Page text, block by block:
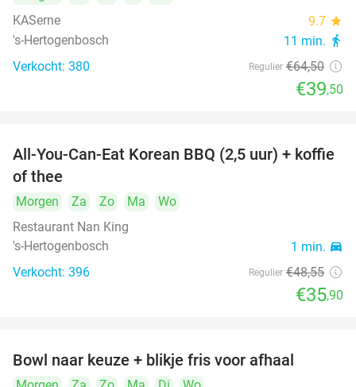
KASerne
9.7 star
's-Hertogenbosch 11 min. directions_walk
Verkocht: 380 Regulier €64,50
€39,50
26%
All-You-Can-Eat Korean BBQ (2,5 uur) + koffie
of thee
Morgen Za Zo Ma
Wo
Restaurant Nan King
's-Hertogenbosch
1 min. directions_car
Verkocht: 396 Regulier €48,55
€35,90
Bowl naar keuze + blikje fris voor afhaal